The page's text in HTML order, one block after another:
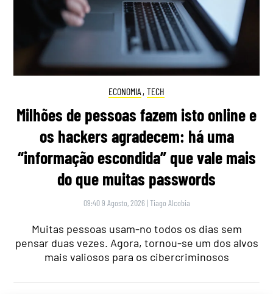
ECONOMIA , TECH
Milhões de pessoas fazem isto online e
os hackers agradecem: há uma
“informação escondida” que vale mais
do que muitas passwords
09:40 9 Agosto, 2026 |Tiago Alcobia
Muitas pessoas usam-no todos os dias sem
pensar duas vezes. Agora, tornou-se um dos alvos
mais valiosos para os cibercriminosos